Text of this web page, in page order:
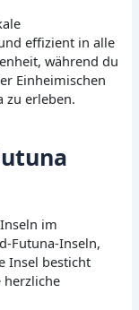
effizient in alle
während du
Einheimischen
zu erleben.
im
Futuna-Inseln,
Insel besticht